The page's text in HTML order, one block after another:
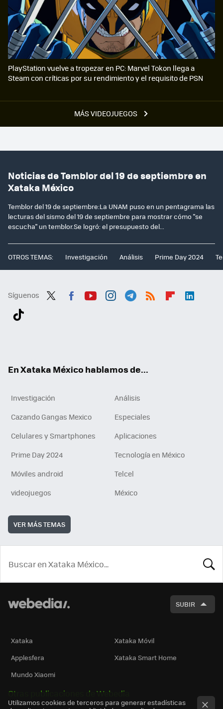
MÁS VIDEOJUEGOS
PlayStation vuelve a tropezar en PC: Marvel Tokon llega a
Steam con críticas por su rendimiento y el requisito de PSN
Noticias de Temblor del 19 de septiembre en
Xataka México
Temblor del 19 de septiembre:La UNAM puso en un pentagrama las
lecturas del sismo del 19 de septiembre para mostrar cómo "se
escucha" un temblor.Se logró: el presupuesto del...
OTROS TEMAS: Investigación Análisis Prime Day 2024
Síguenos
En Xataka México hablamos de...
Investigación
Análisis
Cazando Gangas Mexico
Especiales
Celulares y Smartphones
Aplicaciones
Prime Day 2024
Tecnología en México
Móviles android
Telcel
videojuegos
México
VER MÁS TEMAS
SUBIR
Xataka
Xataka Móvil
Applesfera
Xataka Smart Home
Mundo Xiaomi
Otras publicaciones de Webedia
Utilizamos cookies de terceros para generar estadísticas